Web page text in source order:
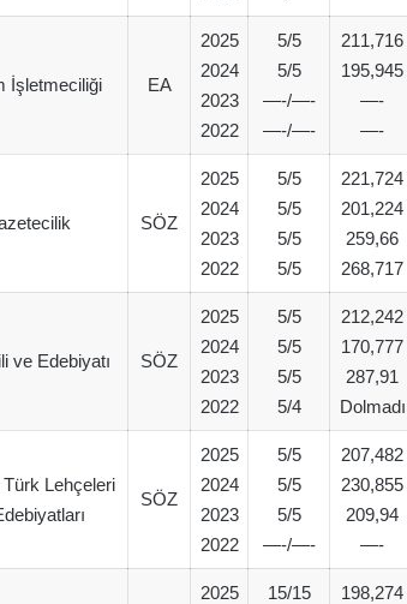
İşletmeciliği EA
2025
2024
2023
2022
5/5
5/5
—-/—-
—-/—-
211,716
195,945
—-
—-
SÖZ
2025
2024
2023
2022
5/5
5/5
5/5
5/5
221,724
201,224
259,66
268,717
ve Edebiyatı SÖZ
2025
2024
2023
2022
5/5
5/5
5/5
5/4
212,242
170,777
287,91
Dolmadı
Lehçeleri
SÖZ
2025
2024
2023
2022
5/5
5/5
5/5
—-/—-
207,482
230,855
209,94
—-
2025
15/15
198,274